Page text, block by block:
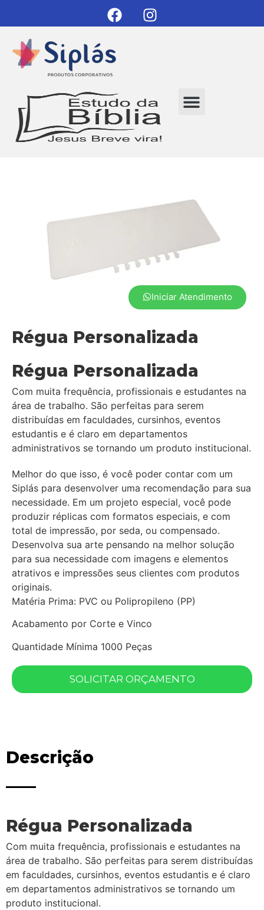
Régua Personalizada
SOLICITAR ORÇAMENTO
Régua Personalizada
Com muita frequência, profissionais e estudantes na
área de trabalho. São perfeitas para serem
distribuídas em faculdades, cursinhos, eventos
estudantis e é claro em departamentos
administrativos se tornando um produto institucional.
Melhor do que isso, é você poder contar com um
Siplás para desenvolver uma recomendação para sua
necessidade. Em um projeto especial, você pode
produzir réplicas com formatos especiais, e com
total de impressão, por seda, ou compensado.
Desenvolva sua arte pensando na melhor solução
para sua necessidade com imagens e elementos
atrativos e impressões seus clientes com produtos
originais.
Matéria Prima: PVC ou Polipropileno (PP)
Acabamento por Corte e Vinco
Quantidade Mínima 1000 Peças
Descrição
Régua Personalizada
Com muita frequência, profissionais e estudantes na
área de trabalho. São perfeitas para serem distribuídas
em faculdades, cursinhos, eventos estudantis e é claro
em departamentos administrativos se tornando um
produto institucional.
Iniciar Atendimento